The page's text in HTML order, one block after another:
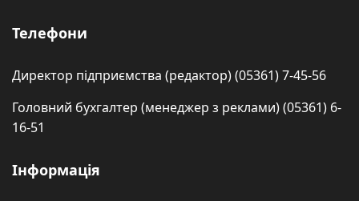
Телефони
Директор підприємства (редактор) (05361) 7-45-56
Головний бухгалтер (менеджер з реклами) (05361) 6-
16-51
Інформація